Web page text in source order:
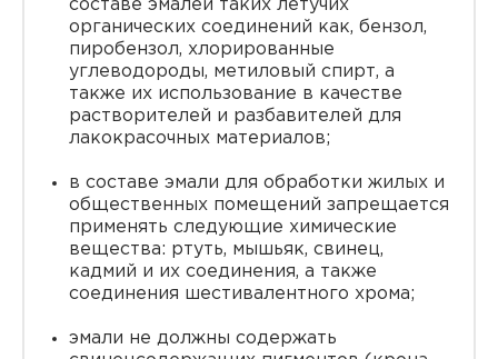
составе эмалей таких летучих
органических соединений как, бензол,
пиробензол, хлорированные
углеводороды, метиловый спирт, а
также их использование в качестве
растворителей и разбавителей для
лакокрасочных материалов;
в составе эмали для обработки жилых и
общественных помещений запрещается
применять следующие химические
вещества: ртуть, мышьяк, свинец,
кадмий и их соединения, а также
соединения шестивалентного хрома;
эмали не должны содержать